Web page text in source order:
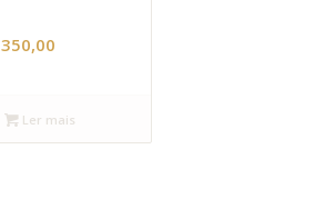
350,00
Ler mais